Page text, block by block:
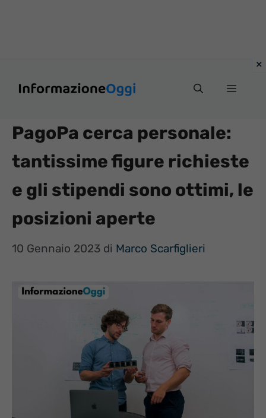
Menu
PagoPa cerca personale:
tantissime figure richieste
e gli stipendi sono ottimi, le
posizioni aperte
10 Gennaio 2023 di Marco Scarfiglieri